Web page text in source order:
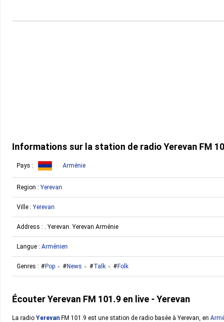
Informations sur la station de radio Yerevan FM
Pays : Arménie
Region : Yerevan
Ville : Yerevan
Address : . Yerevan. Yerevan Arménie
Langue : Arménien
Genres : Pop News Talk Folk
Écouter Yerevan FM 101.9 en live - Yerevan
La radio Yerevan FM 101.9 est une station de radio basée à Yerevan, en